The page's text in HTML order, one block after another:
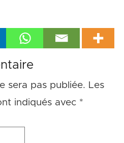
sera pas publiée. Les
indiqués avec *